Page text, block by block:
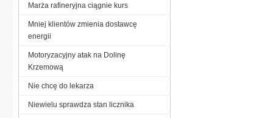
Marża rafineryjna ciągnie kurs
Mniej klientów zmienia dostawcę
energii
Motoryzacyjny atak na Dolinę
Krzemową
Nie chcę do lekarza
Niewielu sprawdza stan licznika